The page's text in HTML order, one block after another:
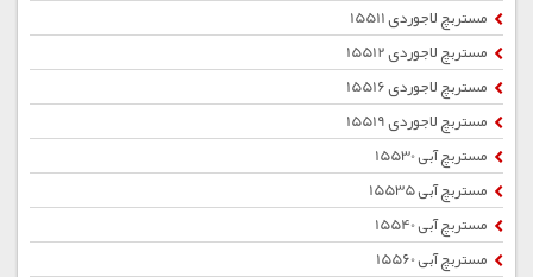
مستربچ لاجوردی 15511
مستربچ لاجوردی 15512
مستربچ لاجوردی 15516
مستربچ لاجوردی 15519
مستربچ آبی 15530
مستربچ آبی 15535
مستربچ آبی 15540
مستربچ آبی 15560